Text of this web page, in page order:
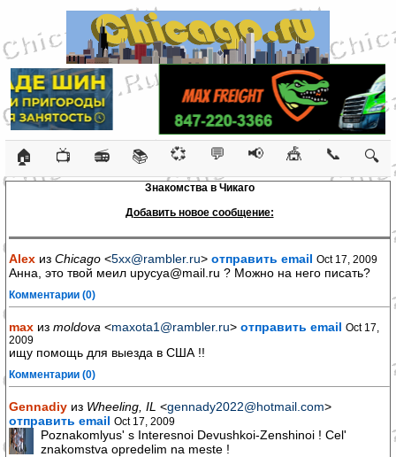
🏠 📺 📻 📚 💞 💬 📢 🎪 📞 🔍
Знакомства в Чикаго
Добавить новое сообщение:
Alex из Chicago <5xx@rambler.ru> отправить email Oct 17, 2009
Анна, это твой меил upycya@mail.ru ? Можно на него писать?
Комментарии (0)
max из moldova <maxota1@rambler.ru> отправить email Oct 17,
2009
ищу помощь для выезда в США !!
Комментарии (0)
Gennadiy из Wheeling, IL <gennady2022@hotmail.com>
отправить email Oct 17, 2009
Poznakomlyus' s Interesnoi Devushkoi-Zenshinoi ! Cel'
znakomstva opredelim na meste !